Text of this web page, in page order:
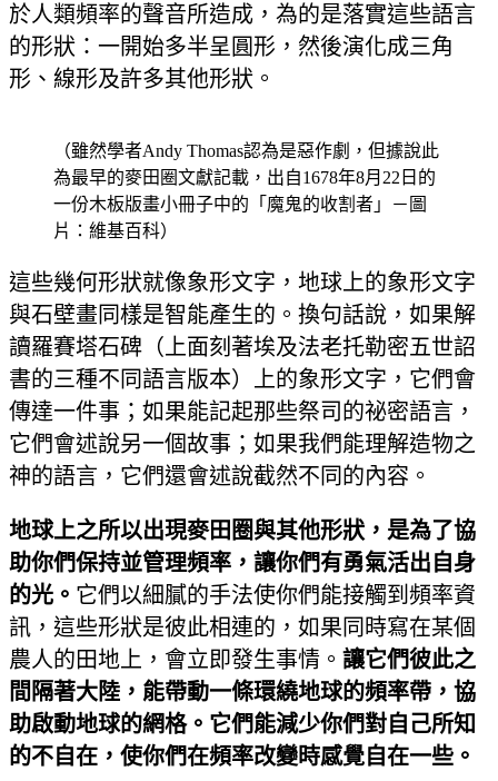
於人類頻率的聲音所造成，為的是落實這些語言
的形狀：一開始多半呈圓形，然後演化成三角
形、線形及許多其他形狀。
（雖然學者Andy Thomas認為是惡作劇，但據說此
為最早的麥田圈文獻記載，出自1678年8月22日的
一份木板版畫小冊子中的「魔鬼的收割者」－圖
片：維基百科）
這些幾何形狀就像象形文字，地球上的象形文字
與石壁畫同樣是智能產生的。換句話說，如果解
讀羅賽塔石碑（上面刻著埃及法老托勒密五世詔
書的三種不同語言版本）上的象形文字，它們會
傳達一件事；如果能記起那些祭司的祕密語言，
它們會述說另一個故事；如果我們能理解造物之
神的語言，它們還會述說截然不同的內容。
地球上之所以出現麥田圈與其他形狀，是為了協
助你們保持並管理頻率，讓你們有勇氣活出自身
的光。 它們以細膩的手法使你們能接觸到頻率資
訊，這些形狀是彼此相連的，如果同時寫在某個
農人的田地上，會立即發生事情。 讓它們彼此之
間隔著大陸，能帶動一條環繞地球的頻率帶，協
助啟動地球的網格。它們能減少你們對自己所知
的不自在，使你們在頻率改變時感覺自在一些。